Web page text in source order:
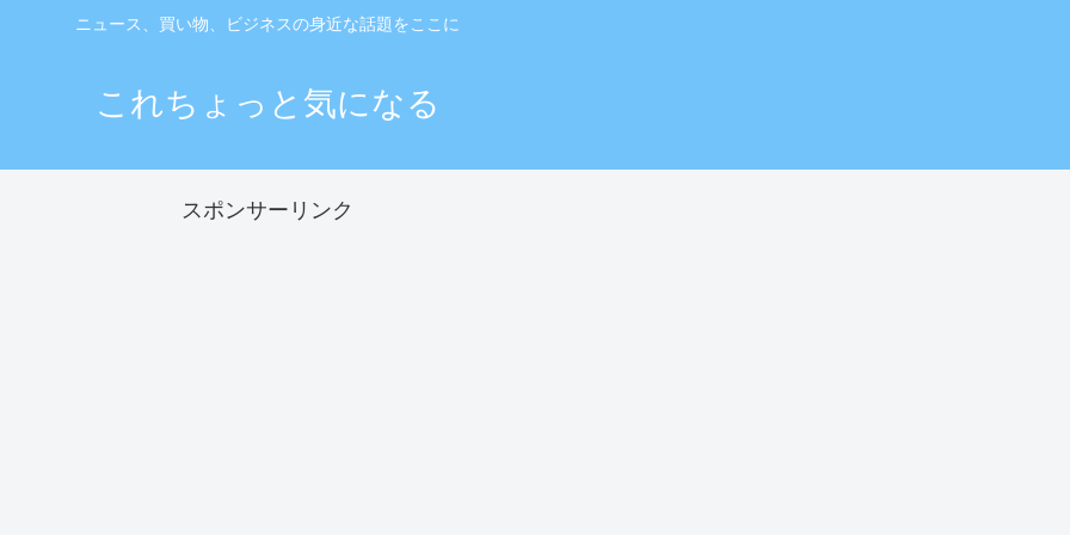
ニュース、買い物、ビジネスの身近な話題をここに
これちょっと気になる
スポンサーリンク